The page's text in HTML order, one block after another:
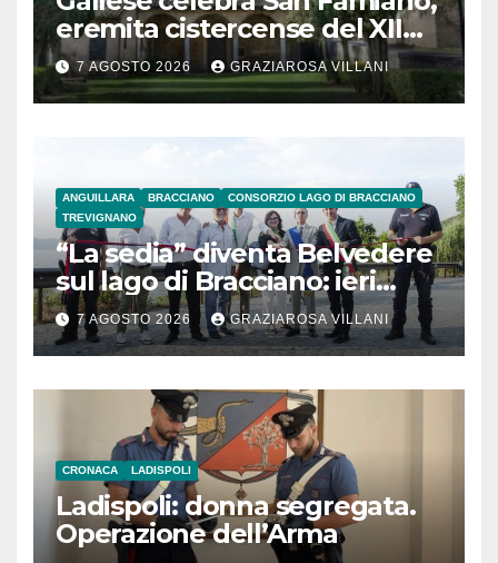
eremita cistercense del XII
secolo
7 AGOSTO 2026 GRAZIAROSA VILLANI
ANGUILLARA BRACCIANO
CONSORZIO LAGO DI BRACCIANO
TREVIGNANO
“La sedia” diventa Belvedere
sul lago di Bracciano: ieri
l’inaugurazione
7 AGOSTO 2026 GRAZIAROSA VILLANI
CRONACA LADISPOLI
Ladispoli: donna segregata.
Operazione dell’Arma